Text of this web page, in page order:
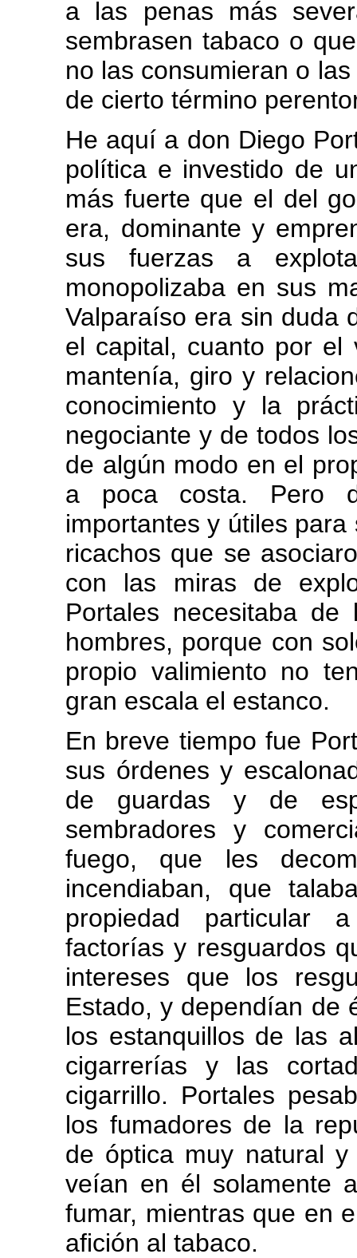
a las penas más
sembrasen tabaco o
no las consumieran o
de cierto término
He aquí a don Diego
política e investido de
más fuerte que el del
era, dominante y
sus fuerzas a
monopolizaba en sus
Valparaíso era sin duda
el capital, cuanto por el
mantenía, giro y
conocimiento y la
negociante y de todos
de algún modo en el
a poca costa. Pero
importantes y útiles
ricachos que se
con las miras de
Portales necesitaba
hombres, porque con
propio valimiento no
gran escala el estanco.
En breve tiempo fue
sus órdenes y
de guardas y de
sembradores y
fuego, que les
incendiaban, que
propiedad particular
factorías y resguardos
intereses que los
Estado, y dependían de
los estanquillos de las
cigarrerías y las
cigarrillo. Portales
los fumadores de la
de óptica muy natural
veían en él solamente
fumar, mientras que en
afición al tabaco.